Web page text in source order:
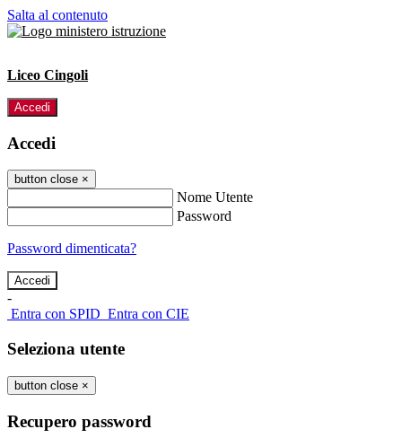
Salta al contenuto
Liceo Cingoli
Accedi
Accedi
button close ×
Nome Utente
Password
Password dimenticata?
-
Entra con SPID Entra con CIE
Seleziona utente
button close ×
Recupero password